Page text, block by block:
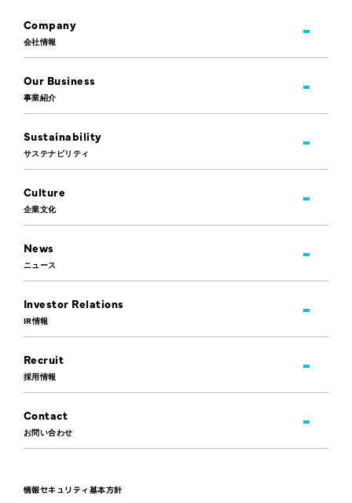
Company
会社情報
Our Business
事業紹介
Sustainability
サステナビリティ
Culture
企業文化
News
ニュース
Investor Relations
IR情報
Recruit
採用情報
Contact
お問い合わせ
情報セキュリティ基本方針